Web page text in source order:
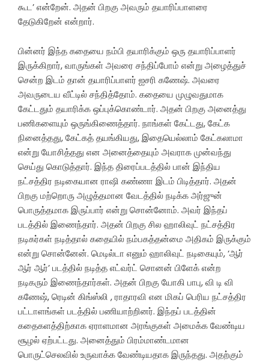
கூட’ என்றேன். அதன் பிறகு அவரும் தயாரிப்பாளரை
தேடுகிறேன் என்றார்.
பின்னர் இந்த கதையை நம்பி தயாரிக்கும் ஒரு தயாரிப்பாளர்
இருக்கிறார், வாருங்கள் அவரை சந்திப்போம் என்று அழைத்துச்
சென்ற இடம் தான் தயாரிப்பாளர் ஐசரி கணேஷ். அவரை
அவருடைய வீட்டில் சந்தித்தோம். கதையை முழுவதுமாக
கேட்டதும் தயாரிக்க ஒப்புக்கொண்டார். அதன் பிறகு அனைத்து
பணிகளையும் ஒருங்கிணைத்தார். நாங்கள் கேட்டது, கேட்க
நினைத்தது, கேட்கத் தயங்கியது, இதையெல்லாம் கேட்கலாமா
என்று யோசித்தது என அனைத்தையும் அவராக முன்வந்து
செய்து கொடுத்தார். இந்த திரைப்படத்தில் பான் இந்திய
நட்சத்திர நடிகையான ராஷி கண்ணா இடம் பிடித்தார். அதன்
பிறகு மற்றொரு அழுத்தமான வேடத்தில் நடிக்க அர்ஜுன்
பொருத்தமாக இருப்பார் என்று சொன்னோம். அவர் இந்தப்
படத்தில் இணைந்தார். அதன் பிறகு சில ஹாலிவுட் நட்சத்திர
நடிகர்கள் நடித்தால் கதையில் நம்பகத்தன்மை அதிகம் இருக்கும்
என்று சொன்னேன். மெடில்டா எனும் ஹாலிவுட் நடிகையும், ‘ஆர்
ஆர் ஆர்’ படத்தில் நடித்த எட்வர்ட் சொனன் பிளேக் என்ற
நடிகரும் இணைந்தார்கள். அதன் பிறகு யோகி பாபு, வி டி வி
கணேஷ், ரெடின் கிங்ஸ்லி , ராதாரவி என மிகப் பெரிய நட்சத்திர
பட்டாளங்கள் படத்தில் பணியாற்றினர். இந்தப் படத்தின்
கதைகளத்திற்காக ஏராளமான அரங்குகள் அமைக்க வேண்டிய
சூழல் ஏற்பட்டது. அனைத்தும் பிரம்மாண்டமான
பொருட்செலவில் உருவாக்க வேண்டியதாக இருந்தது. அதற்கும்